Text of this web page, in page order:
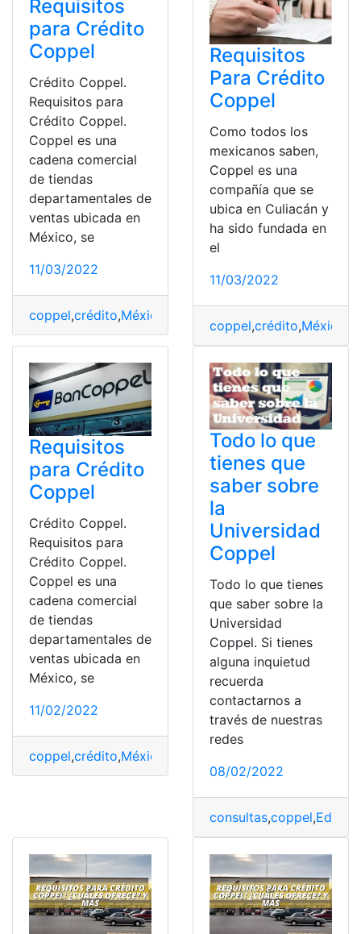
Requisitos
para Crédito
Coppel
Crédito Coppel.
Requisitos para
Crédito Coppel.
Coppel es una
cadena comercial
de tiendas
departamentales de
ventas ubicada en
México, se
11/03/2022
coppel,crédito,México
Requisitos
Para Crédito
Coppel
Como todos los
mexicanos saben,
Coppel es una
compañía que se
ubica en Culiacán y
ha sido fundada en
el
11/03/2022
coppel,crédito,México
Requisitos
para Crédito
Coppel
Crédito Coppel.
Requisitos para
Crédito Coppel.
Coppel es una
cadena comercial
de tiendas
departamentales de
ventas ubicada en
México, se
11/02/2022
coppel,crédito,México
Todo lo que
tienes que
saber sobre
la
Universidad
Coppel
Todo lo que tienes
que saber sobre la
Universidad
Coppel. Si tienes
alguna inquietud
recuerda
contactarnos a
través de nuestras
redes
08/02/2022
consultas,coppel,